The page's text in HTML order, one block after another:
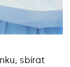
sbírat